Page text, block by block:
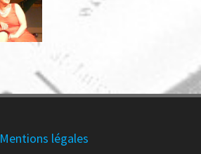
Mentions légales